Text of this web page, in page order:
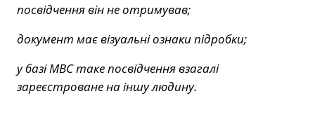
посвідчення він не отримував;
документ має візуальні ознаки підробки;
у базі МВС таке посвідчення взагалі
зареєстроване на іншу людину.